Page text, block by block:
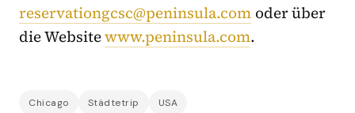
reservationgcsc@peninsula.com oder über
die Websitewww.peninsula.com.
Chicago Städtetrip USA